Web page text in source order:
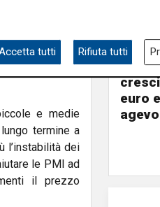
un percorso
La fusione
50 anni”, ha
e medie
termine a
l’instabilità dei
le PMI ad
il prezzo
Numeri
Filse
euro
tutti Rifiuta tutti